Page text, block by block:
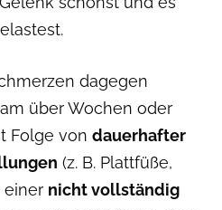
dagegen
über Wochen oder
Folge von dauerhafter
(z. B. Plattfüße,
einer nicht vollständig